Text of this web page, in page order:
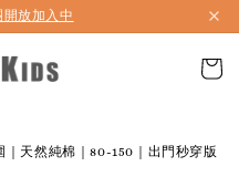
折140 ｜ 3%購物金
天然純棉｜80-150｜出門秒穿版